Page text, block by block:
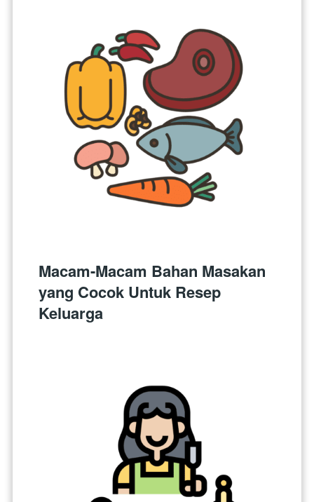
Macam-Macam Bahan Masakan
yang Cocok Untuk Resep
Keluarga